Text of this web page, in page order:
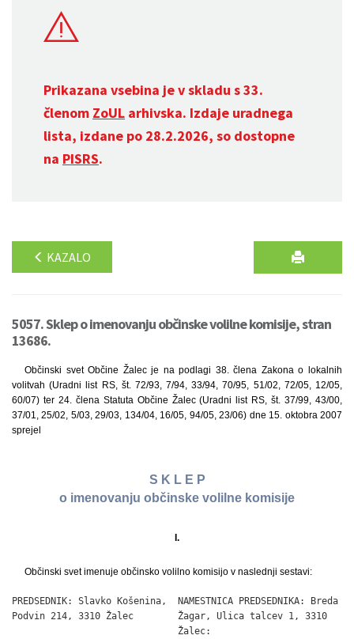
Prikazana vsebina je v skladu s 33.
členom ZoUL arhivska. Izdaje uradnega
lista, izdane po 28.2.2026, so dostopne
na PISRS.
KAZALO
5057. Sklep o imenovanju občinske volilne komisije, stran
13686.
Občinski svet Občine Žalec je na podlagi 38. člena Zakona o lokalnih
volitvah (Uradni list RS, št. 72/93, 7/94, 33/94, 70/95, 51/02, 72/05, 12/05,
60/07) ter 24. člena Statuta Občine Žalec (Uradni list RS, št. 37/99, 43/00,
37/01, 25/02, 5/03, 29/03, 134/04, 16/05, 94/05, 23/06) dne 15. oktobra 2007
sprejel
S K L E P
o imenovanju občinske volilne komisije
I.
Občinski svet imenuje občinsko volilno komisijo v naslednji sestavi:
PREDSEDNIK: Slavko Košenina,  NAMESTNICA PREDSEDNIKA: Breda
Podvin 214, 3310 Žalec        Žagar, Ulica talcev 1, 3310
                              Žalec: